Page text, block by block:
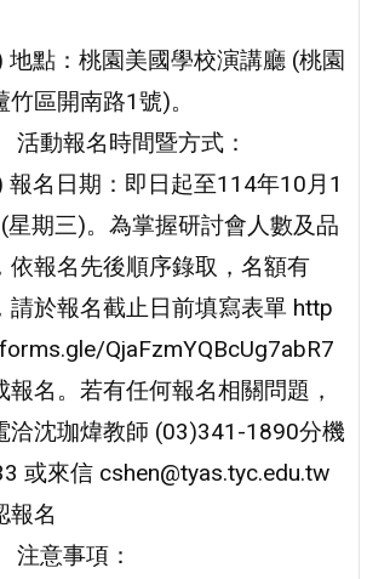
地點：桃園美國學校演講廳 (桃園
竹區開南路1號)。
活動報名時間暨方式：
報名日期：即日起至114年10月1
星期三)。為掌握研討會人數及品
依報名先後順序錄取，名額有
請於報名截止日前填寫表單 http
QjaFzmYQBcUg7abR7
報名。若有任何報名相關問題，
洽沈珈煒教師 (03)341-1890分機
或來信 cshen@tyas.tyc.edu.tw
報名
注意事項：